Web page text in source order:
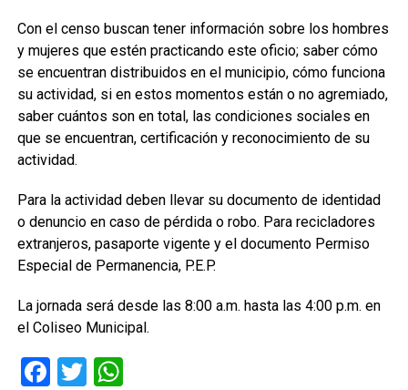
Con el censo buscan tener información sobre los hombres
y mujeres que estén practicando este oficio; saber cómo
se encuentran distribuidos en el municipio, cómo funciona
su actividad, si en estos momentos están o no agremiado,
saber cuántos son en total, las condiciones sociales en
que se encuentran, certificación y reconocimiento de su
actividad.
Para la actividad deben llevar su documento de identidad
o denuncio en caso de pérdida o robo. Para recicladores
extranjeros, pasaporte vigente y el documento Permiso
Especial de Permanencia, P.E.P.
La jornada será desde las 8:00 a.m. hasta las 4:00 p.m. en
el Coliseo Municipal.
Facebook
TwitterWhatsApp